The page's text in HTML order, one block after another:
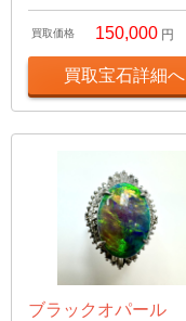
買取価格 150,000 円
買取宝石詳細へ
ブラックオパール